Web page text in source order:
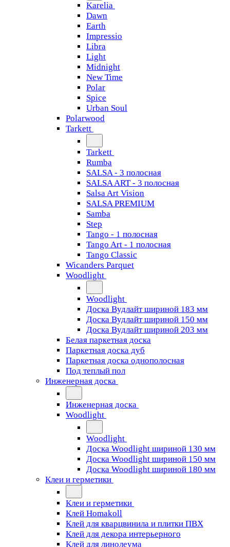
Karelia
Dawn
Earth
Impressio
Libra
Light
Midnight
New Time
Polar
Spice
Urban Soul
Polarwood
Tarkett
Tarkett
Rumba
SALSA - 3 полосная
SALSA ART - 3 полосная
Salsa Art Vision
SALSA PREMIUM
Samba
Step
Tango - 1 полосная
Tango Art - 1 полосная
Tango Classiс
Wicanders Parquet
Woodlight
Woodlight
Доска Вудлайт шириной 183 мм
Доска Вудлайт шириной 150 мм
Доска Вудлайт шириной 203 мм
Белая паркетная доска
Паркетная доска дуб
Паркетная доска однополосная
Под теплый пол
Инженерная доска
Инженерная доска
Woodlight
Woodlight
Доска Woodlight шириной 130 мм
Доска Woodlight шириной 150 мм
Доска Woodlight шириной 180 мм
Клеи и герметики
Клеи и герметики
Клей Homakoll
Клей для кварцвинила и плитки ПВХ
Клей для декора интерьерного
Клей для линолеума